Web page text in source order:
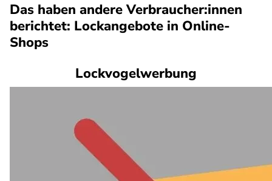
Das haben andere Verbraucher:innen
berichtet: Lockangebote in Online-
Shops
Lockvogelwerbung